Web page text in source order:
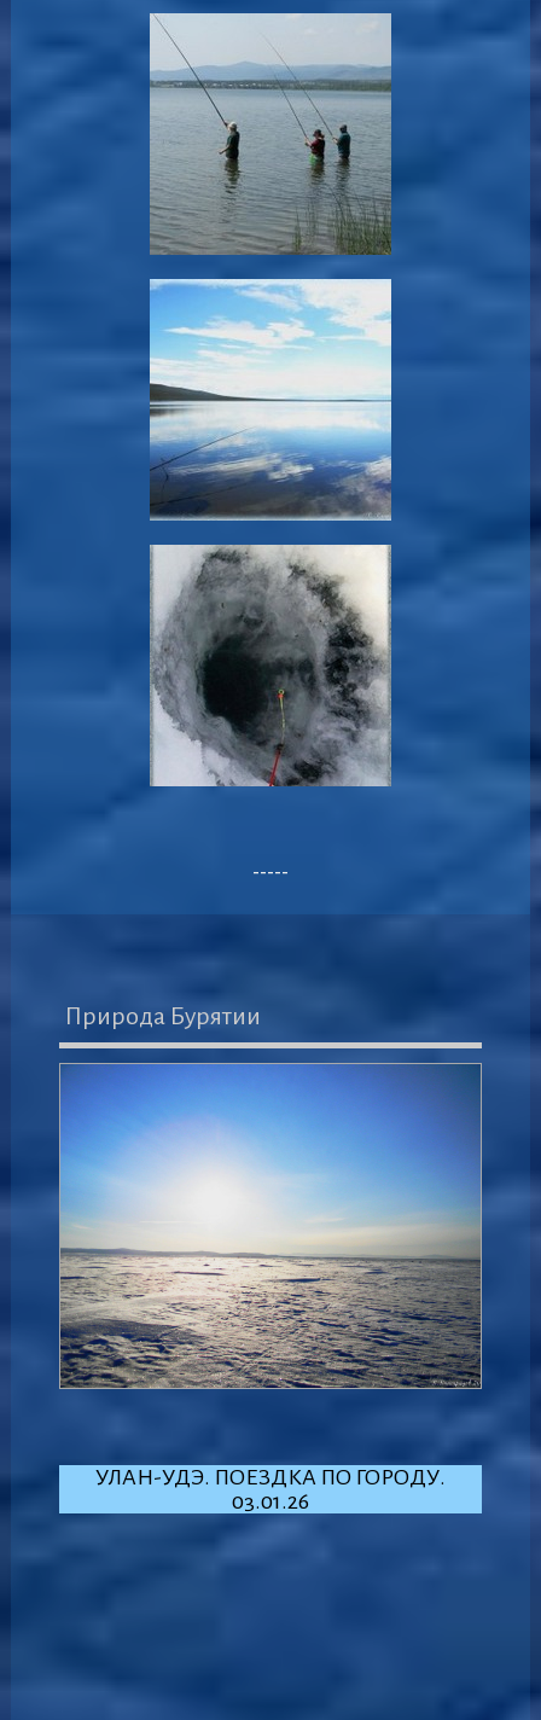
-----
Природа Бурятии
УЛАН-УДЭ. ПОЕЗДКА ПО ГОРОДУ.
03.01.26